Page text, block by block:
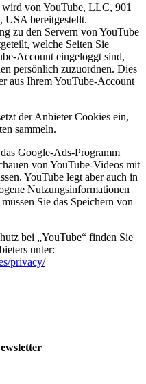
wird von YouTube, LLC, 901
USA bereitgestellt.
zu den Servern von YouTube
welche Seiten Sie
Account eingeloggt sind,
persönlich zuzuordnen. Dies
aus Ihrem YouTube-Account
der Anbieter Cookies ein,
sammeln.
Google-Ads-Programm
von YouTube-Videos mit
YouTube legt aber auch in
Nutzungsinformationen
Sie das Speichern von
bei „YouTube“ finden Sie
unter:
privacy/